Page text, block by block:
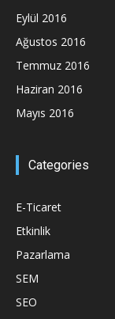
Eylül 2016
Ağustos 2016
Temmuz 2016
Haziran 2016
Mayıs 2016
Categories
E-Ticaret
Etkinlik
Pazarlama
SEM
SEO